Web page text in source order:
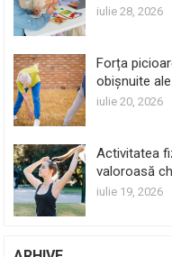
iulie 28, 2026
Forța
obișnuite
iulie 20, 2026
Activitatea
valoroasă
iulie 19, 2026